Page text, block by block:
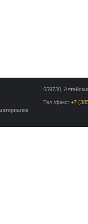
659730,
Тел./факс: +7